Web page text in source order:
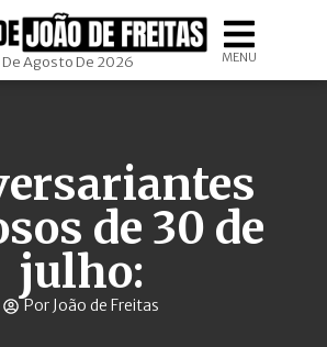
De Agosto De 2026 MENU
de 30 de
julho:
Por João de Freitas